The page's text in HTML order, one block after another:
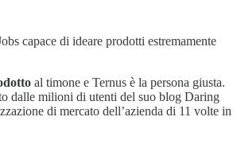
capace di ideare prodotti estremamente
al timone e Ternus è la persona giusta.
dalle milioni di utenti del suo blog Daring
di mercato dell’azienda di 11 volte in